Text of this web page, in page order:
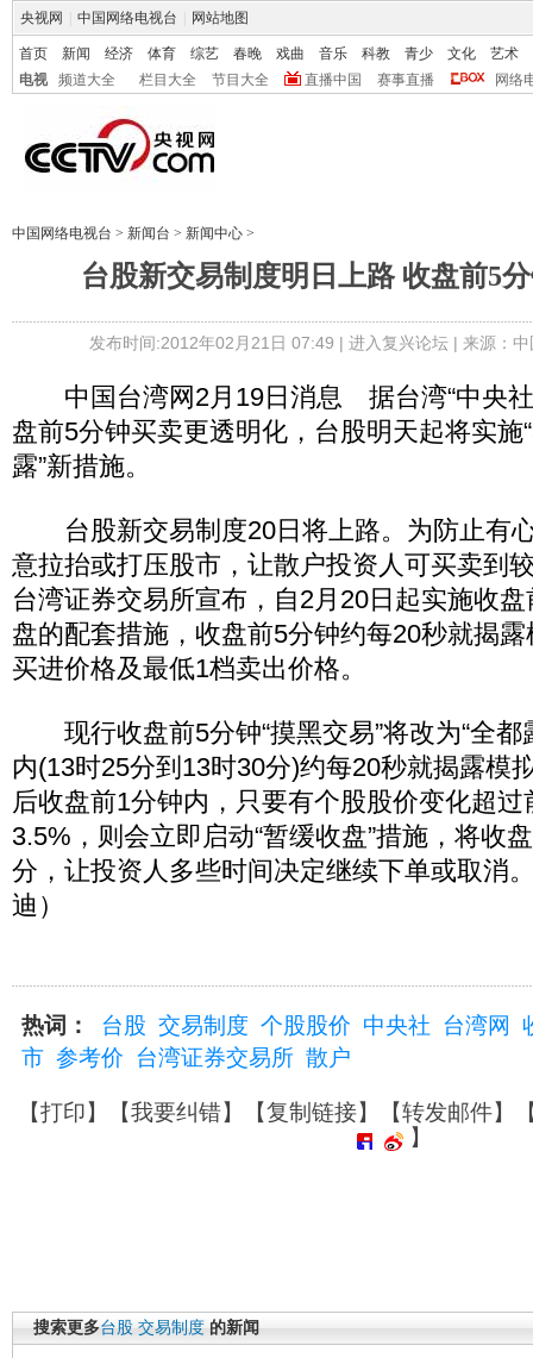
央视网 中国网络电视台 网站地图
首页 新闻 经济 体育 综艺 春晚 戏曲 音乐 科教 青少 文化
艺术
电视
频道大全 栏目大全 节目大全 直播中国 赛事直播 网络
中国网络电视台 > 新闻台 > 新闻中心 >
台股新交易制度明日上路 收盘前5
发布时间:2012年02月21日 07:49 | 进入复兴论坛| 来源：
中国台湾网2月19日消息 据台湾“中央社
盘前5分钟买卖更透明化，台股明天起将实施
露”新措施。
台股新交易制度20日将上路。为防止有
意拉抬或打压股市，让散户投资人可买卖到
台湾证券交易所宣布，自2月20日起实施收
盘的配套措施，收盘前5分钟约每20秒就揭
买进价格及最低1档卖出价格。
现行收盘前5分钟“摸黑交易”将改为“全都
内(13时25分到13时30分)约每20秒就揭露模
后收盘前1分钟内，只要有个股股价变化超
3.5%，则会立即启动“暂缓收盘”措施，将收
分，让投资人多些时间决定继续下单或取消
迪）
热词： 台股 交易制度 个股股价 中央社 台湾网
市 参考价 台湾证券交易所 散户
【打印】【我要纠错】【复制链接】【转发邮件】
】
搜索更多台股 交易制度 的新闻